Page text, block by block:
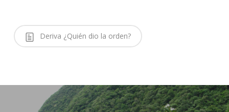
Deriva ¿Quién dio la orden?